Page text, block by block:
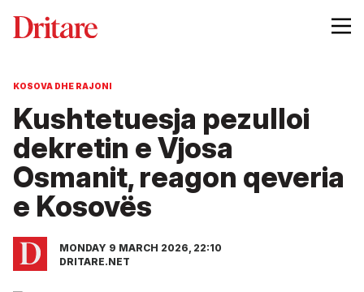
KOSOVA DHE RAJONI
Kushtetuesja pezulloi
dekretin e Vjosa
Osmanit, reagon qeveria
e Kosovës
MONDAY 9 MARCH 2026, 22:10
DRITARE.NET